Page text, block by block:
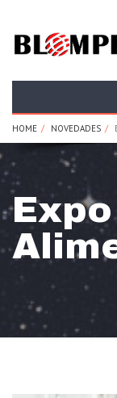
HOME NOVEDADES